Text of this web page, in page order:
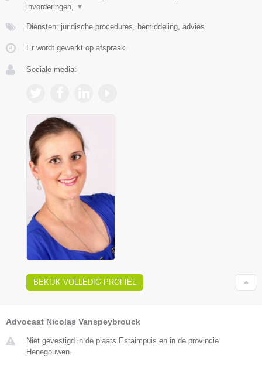
invorderingen, ▼
Diensten: juridische procedures, bemiddeling, advies
Er wordt gewerkt op afspraak.
Sociale media:
BEKIJK VOLLEDIG PROFIEL
Advocaat Nicolas Vanspeybrouck
Niet gevestigd in de plaats Estaimpuis en in de provincie
Henegouwen.